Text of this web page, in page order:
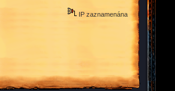
IP zaznamenána